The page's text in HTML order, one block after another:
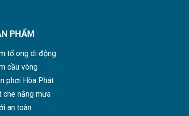
PHẨM
tổ ong di động
cầu vòng
phơi Hòa Phát
che nắng mưa
an toàn